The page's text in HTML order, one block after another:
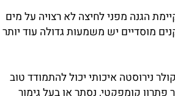
מפני לחיצה לא רצויה על מים
יש משמעות גדולה עוד יותר